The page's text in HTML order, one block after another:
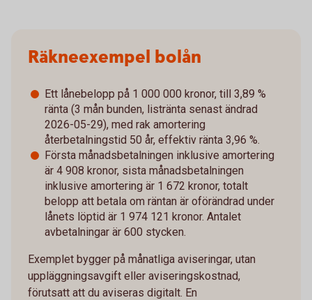
Räkneexempel bolån
Ett lånebelopp på 1 000 000 kronor, till 3,89 %
ränta (3 mån bunden, listränta senast ändrad
2026-05-29), med rak amortering
återbetalningstid 50 år, effektiv ränta 3,96 %.
Första månadsbetalningen inklusive amortering
är 4 908 kronor, sista månadsbetalningen
inklusive amortering är 1 672 kronor, totalt
belopp att betala om räntan är oförändrad under
lånets löptid är 1 974 121 kronor. Antalet
avbetalningar är 600 stycken.
Exemplet bygger på månatliga aviseringar, utan
uppläggningsavgift eller aviseringskostnad,
förutsatt att du aviseras digitalt. En